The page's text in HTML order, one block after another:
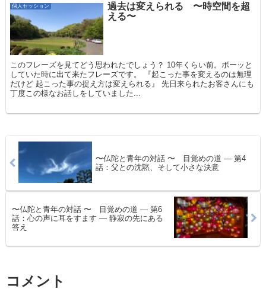
個人セッション
過去は変えられる 〜時空間を超
える〜
このフレーズを見てどう思われたでしょう？ 10年くらい前。ボーッと
していた時に出て来たフレーズです。 『起こった事を変えるのは無理
だけど 起こった事の捉え方は変えられる』 先日来られたお客さんにも
丁度この様なお話しをしていました...
〜仏陀と青年の対話 〜 目覚めの道 ― 第4
話：父との沈黙、そして小さな決意
〜仏陀と青年の対話 〜 目覚めの道 ― 第6
話：心の声に耳をすます ― 静寂の先にある
答え
コメント